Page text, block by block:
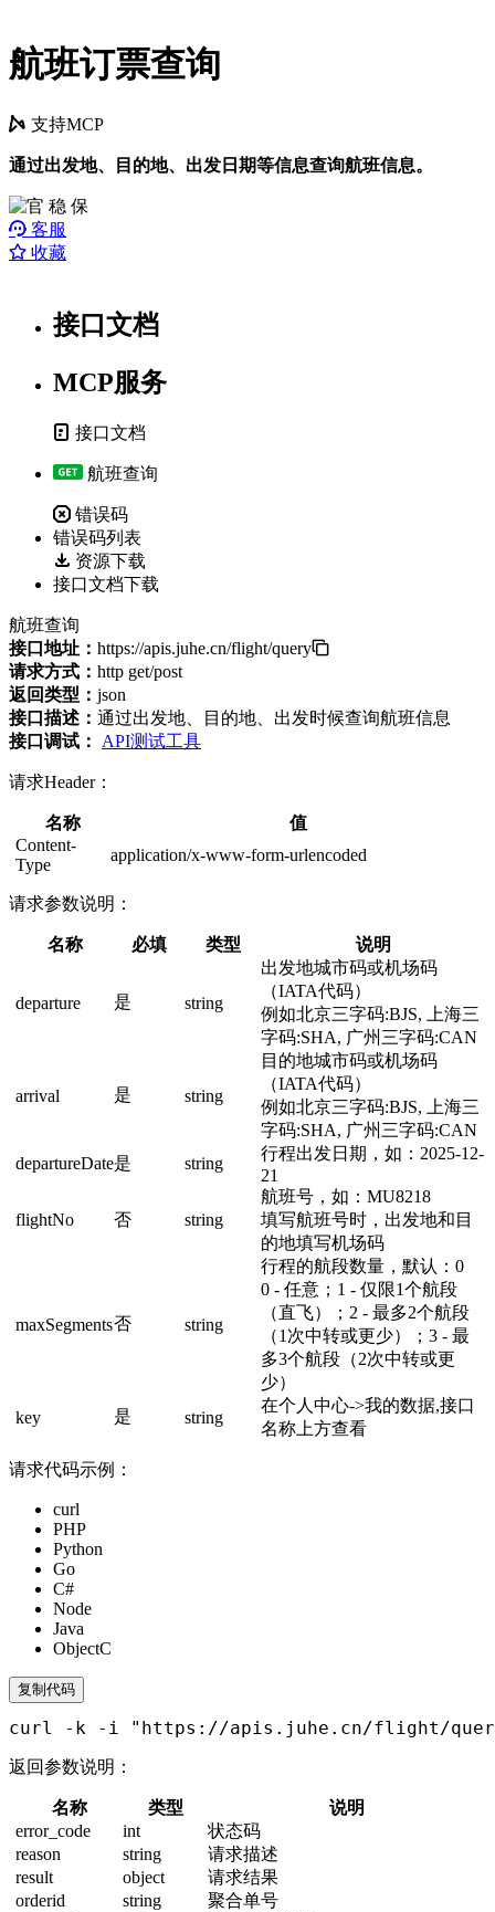
航班订票查询
支持MCP
通过出发地、目的地、出发日期等信息查询航班信息。
客服
收藏
接口文档
MCP服务
接口文档
航班查询
错误码
错误码列表
资源下载
接口文档下载
航班查询
接口地址： https://apis.juhe.cn/flight/query
请求方式： http get/post
返回类型： json
接口描述： 通过出发地、目的地、出发时候查询航班信息
接口调试：
API测试工具
请求Header：
名称
值
Content-
Type
application/x-www-form-urlencoded
请求参数说明：
名称 必填 类型 说明
departure 是 string
出发地城市码或机场码
（IATA代码）
例如北京三字码:BJS, 上海三
字码:SHA, 广州三字码:CAN
arrival 是 string
目的地城市码或机场码
（IATA代码）
例如北京三字码:BJS, 上海三
字码:SHA, 广州三字码:CAN
departureDate是 string
行程出发日期，如：2025-12-
21
flightNo 否 string
航班号，如：MU8218
填写航班号时，出发地和目
的地填写机场码
maxSegments否 string
行程的航段数量，默认：0
0 - 任意；1 - 仅限1个航段
（直飞）；2 - 最多2个航段
（1次中转或更少）；3 - 最
多3个航段（2次中转或更
少）
key
是 string
在个人中心->我的数据,接口
名称上方查看
请求代码示例：
curl
PHP
Python
Go
C#
Node
Java
ObjectC
复制代码
curl -k -i "https://apis.juhe.cn/flight/
返回参数说明：
名称 类型
说明
error_code
int
状态码
reason
string
请求描述
result
object
请求结果
orderid
string
聚合单号